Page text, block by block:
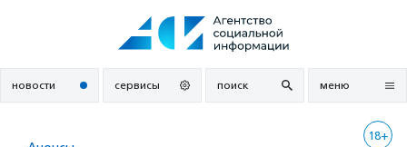
новости сервисы поиск меню
18+